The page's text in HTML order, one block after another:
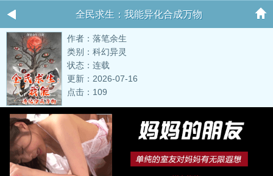
全民求生：我能异化合成万物
作者：落笔余生
类别：科幻异灵
状态：连载
更新：2026-07-16
点击：109